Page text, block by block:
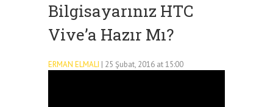
Bilgisayarınız HTC
Vive’a Hazır Mı?
ERMAN ELMALI | 25 Şubat, 2016 at 15:00